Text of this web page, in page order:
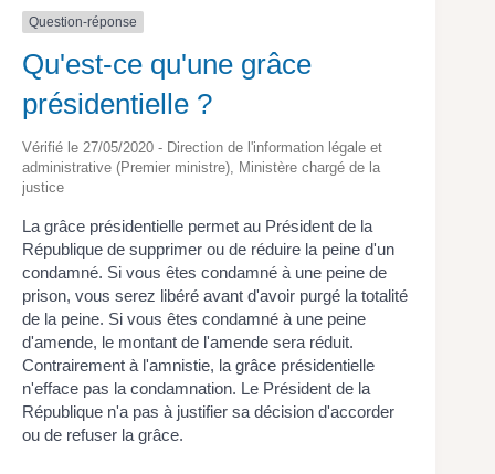
Question-réponse
Qu'est-ce qu'une grâce
présidentielle ?
Vérifié le 27/05/2020 - Direction de l'information légale et
administrative (Premier ministre), Ministère chargé de la
justice
La grâce présidentielle permet au Président de la
République de supprimer ou de réduire la peine d'un
condamné. Si vous êtes condamné à une peine de
prison, vous serez libéré avant d'avoir purgé la totalité
de la peine. Si vous êtes condamné à une peine
d'amende, le montant de l'amende sera réduit.
Contrairement à l'amnistie, la grâce présidentielle
n'efface pas la condamnation. Le Président de la
République n'a pas à justifier sa décision d'accorder
ou de refuser la grâce.